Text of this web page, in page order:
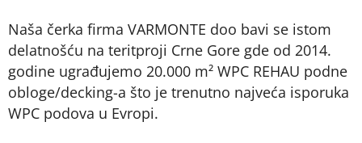
Naša čerka firma VARMONTE doo bavi se istom
delatnošću na teritproji Crne Gore gde od 2014.
godine ugrađujemo 20.000 m² WPC REHAU podne
obloge/decking-a što je trenutno najveća isporuka
WPC podova u Evropi.